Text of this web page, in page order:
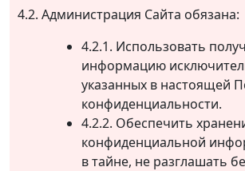
4.2. Администрация Сайта обязана:
4.2.1. Использовать
информацию
указанных в настоящей
конфиденциальности.
4.2.2. Обеспечить
конфиденциальной
в тайне, не разглашать